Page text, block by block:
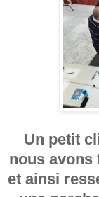
Un petit
nous avons
et ainsi